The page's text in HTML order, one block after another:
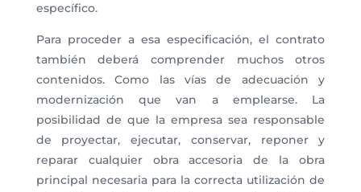
específico.
Para proceder a esa especificación, el contrato
también deberá comprender muchos otros
contenidos. Como las vías de adecuación y
modernización que van a emplearse. La
posibilidad de que la empresa sea responsable
de proyectar, ejecutar, conservar, reponer y
reparar cualquier obra accesoria de la obra
principal necesaria para la correcta utilización de